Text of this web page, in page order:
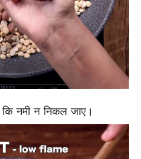
नमी न निकल जाए।